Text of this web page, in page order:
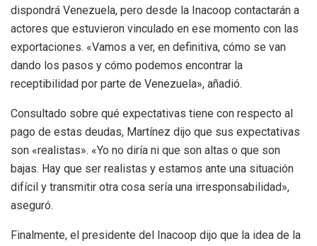
dispondrá Venezuela, pero desde la Inacoop contactarán a
actores que estuvieron vinculado en ese momento con las
exportaciones. «Vamos a ver, en definitiva, cómo se van
dando los pasos y cómo podemos encontrar la
receptibilidad por parte de Venezuela», añadió.
Consultado sobre qué expectativas tiene con respecto al
pago de estas deudas, Martínez dijo que sus expectativas
son «realistas». «Yo no diría ni que son altas o que son
bajas. Hay que ser realistas y estamos ante una situación
difícil y transmitir otra cosa sería una irresponsabilidad»,
aseguró.
Finalmente, el presidente del Inacoop dijo que la idea de la